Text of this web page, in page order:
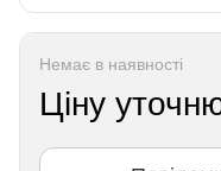
Немає в наявності
Ціну